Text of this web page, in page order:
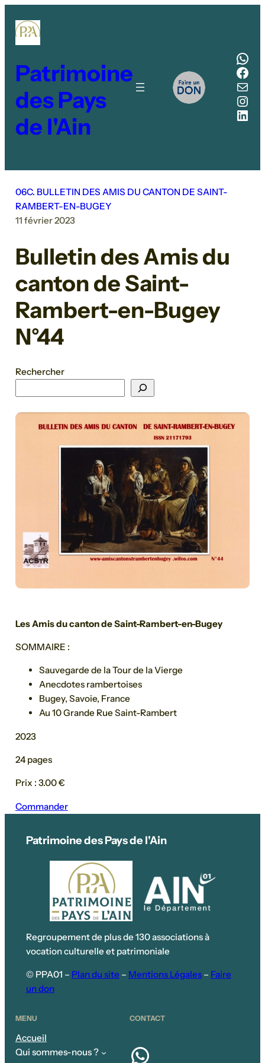
contenu
Patrimoine
des Pays
de l'Ain
E-mail
06C. BULLETIN DES AMIS DU CANTON DE SAINT-
RAMBERT-EN-BUGEY
11 février 2023
Bulletin des Amis du
canton de Saint-
Rambert-en-Bugey
N°44
Rechercher
Les Amis du canton de Saint-Rambert-en-Bugey
SOMMAIRE :
Sauvegarde de la Tour de la Vierge
Anecdotes rambertoises
Bugey, Savoie, France
Au 10 Grande Rue Saint-Rambert
2023
24 pages
Prix : 3.00 €
Commander
Patrimoine des Pays de l'Ain
Regroupement de plus de 130 associations à
vocation culturelle et patrimoniale
© PPA01 – Plan du site – Mentions Légales– Faire
un don
MENU
Accueil
Qui sommes-nous ?
CONTACT
WhatsApp